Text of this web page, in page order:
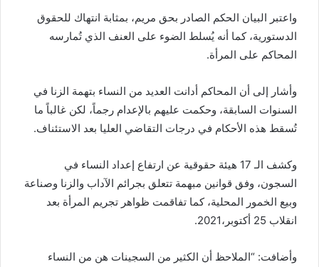
واعتبر البيان الحكم الصادر بحق مريم، بمثابة انتهاك للحقوق
الدستورية، كما أنه يُسلط الضوء على العنف الذي تُمارسه
المحاكم على المرأة.
وأشار إلى أن المحاكم أدانت العديد من النساء بتهمة الزنا في
السنوات السابقة، وحكمت عليهم بالإعدام رجماً، لكن غالباً ما
تُسقط هذه الأحكام في درجات التقاضي العليا بعد الاستئناف.
وكشف الـ 17 هيئة حقوقية عن ارتفاع إعداد النساء في
السجون، وفق قوانين مبهمة تتعلق بجرائم الآداب والزنا وصناعة
وبيع الخمور المحلية، كما تفاقمت ظواهر تجريم المرأة بعد
انقلاب 25 أكتوبر،2021.
وأضافت: “الملاحظ أن الكثير من السجينات هن من النساء